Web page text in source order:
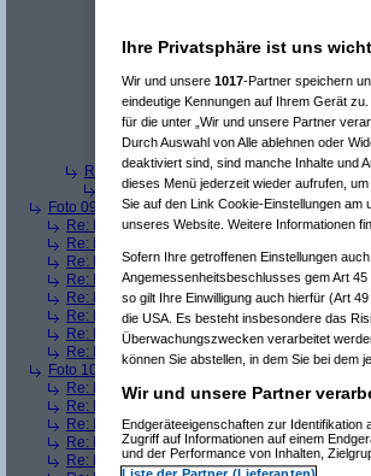
Re(6): Foto 08(
Re(8): Foto 08(
Re(9): Foto 08(incal
Re(10): Foto 08(
Re(11): Foto 08(
Re(2): Foto 08(Srv-02am 26.05.2008,
Re(3): Foto 08(incalam 26.05.2008,
Foto 09
phjam 21.05.2008, 17:46:17)
Re: Foto 09(AVSam 21.05.2008, 20:38:43)
Re: Foto 09
Re: Foto 09(gibberisham 23.05.2008,
Re: Foto 09(Amorphisam 23.05.2008,
Re: Foto 09(Ugh! am 23.05.2008, 11:38:45)
Re: Foto 09 (ms mcgyveram 23.05.2008,
Re: Foto 09(Hardware_Crash am
Re: Foto 09
CWsoft am 24.05.2008, 13:46:55)
Foto 10
am 21.05.2008, 17:46:40)
Re: Foto 10(AVSam 21.05.2008, 20:46:08)
Re: Foto 10
Re: Foto 10(Amorphisam 23.05.2008,
Re: Foto 10(Ugh! am 23.05.2008, 11:40:50)
Re: Foto 10(ms mcgyveram 23.05.2008,
Ihre Privatsphäre ist uns
Wir und unsere 1017-Partner speichern
eindeutige Kennungen auf Ihrem Gerät
für die unter „Wir und unsere Partner
Durch Auswahl von Alle ablehnen oder
deaktiviert sind, sind manche Inhalte und
dieses Menü jederzeit wieder aufrufen,
Sie auf den Link Cookie-Einstellungen am
unseres Website. Weitere Informationen
Sofern Ihre getroffenen Einstellungen
Angemessenheitsbeschlusses gem Art
so gilt Ihre Einwilligung auch hierfür (Art
die USA. Es besteht insbesondere das
Überwachungszwecken verarbeitet
können Sie abstellen, in dem Sie bei dem
Wir und unsere Partner
Endgeräteeigenschaften zur Identifikation
Zugriff auf Informationen auf einem
und der Performance von Inhalten,